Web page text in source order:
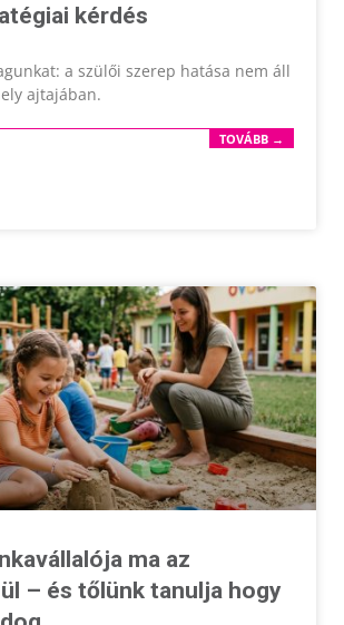
kérdés
a szülői szerep hatása nem áll
ajtajában.
TOVÁBB →
ma az
– és tőlünk tanulja hogy